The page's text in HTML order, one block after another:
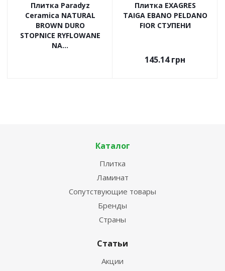
Плитка Paradyz
Ceramica NATURAL
BROWN DURO
STOPNICE RYFLOWANE
NA...
Плитка EXAGRES
TAIGA EBANO PELDANO
FIOR СТУПЕНИ
145.14грн
Каталог
Плитка
Ламинат
Сопутствующие товары
Бренды
Страны
Статьи
Акции